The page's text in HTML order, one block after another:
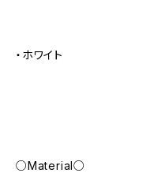
・ホワイト
○Material○